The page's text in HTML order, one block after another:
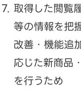
取得した閲覧
等の情報を把
改善・機能追
応じた新商品
を行うため